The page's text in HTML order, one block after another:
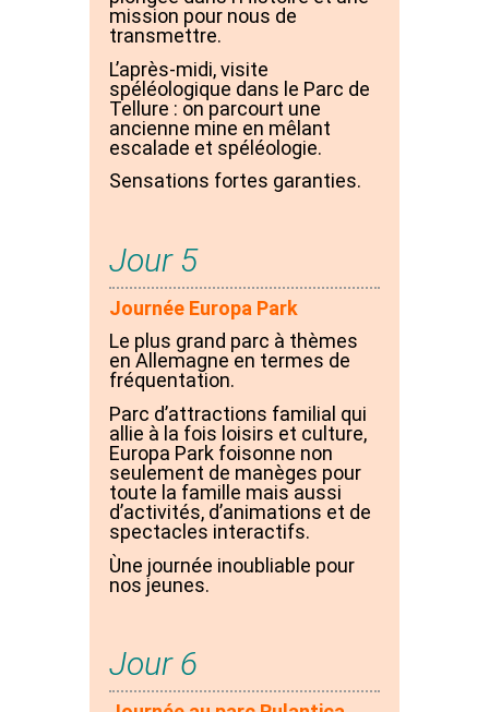
mission pour nous de
transmettre.
L’après-midi, visite
spéléologique dans le Parc de
Tellure : on parcourt une
ancienne mine en mêlant
escalade et spéléologie.
Sensations fortes garanties.
Jour 5
Journée Europa Park
Le plus grand parc à thèmes
en Allemagne en termes de
fréquentation.
Parc d’attractions familial qui
allie à la fois loisirs et culture,
Europa Park foisonne non
seulement de manèges pour
toute la famille mais aussi
d’activités, d’animations et de
spectacles interactifs.
Ùne journée inoubliable pour
nos jeunes.
Jour 6